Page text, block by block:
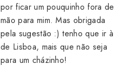
por ficar um pouquinho fora de
mão para mim. Mas obrigada
pela sugestão :) tenho que ir à
de Lisboa, mais que não seja
para um cházinho!